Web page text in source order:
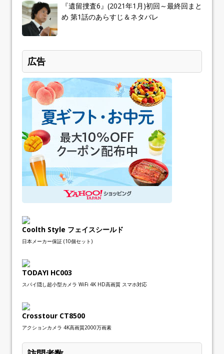
『遺留捜査6』(2021年1月)初回～最終回まと
め 第1話のあらすじ＆ネタバレ
広告
Coolth Style フェイスシールド
日本メーカー保証 (10個セット)
TODAYI HC003
スパイ隠し超小型カメラ WiFi 4K HD高画質 スマホ対応
Crosstour CT8500
アクションカメラ 4K高画質2000万画素